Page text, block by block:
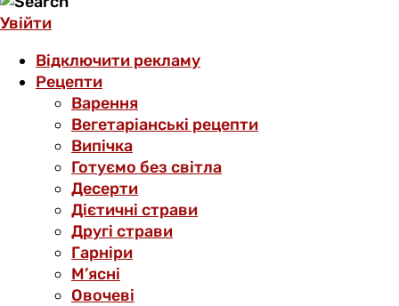
Увійти
Відключити рекламу
Рецепти
Варення
Вегетаріанські рецепти
Випічка
Готуємо без світла
Десерти
Дієтичні страви
Другі страви
Гарніри
М’ясні
Овочеві